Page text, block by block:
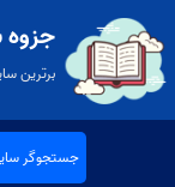
برترین